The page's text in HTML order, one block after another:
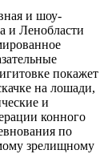
и шоу-
и Ленобласти
покажет
на лошади,
и
конного
по
зрелищному